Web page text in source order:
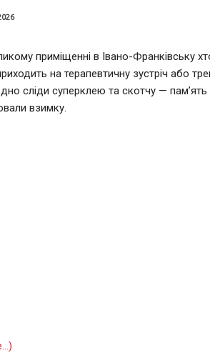
приміщенні в Івано-Франківську
на терапевтичну зустріч або
сліди суперклею та скотчу —
взимку.